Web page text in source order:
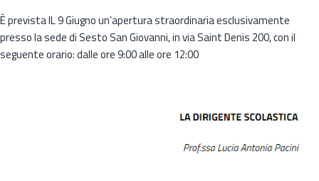
È prevista IL 9 Giugno un’apertura straordinaria esclusivamente
presso la sede di Sesto San Giovanni, in via Saint Denis 200, con il
seguente orario: dalle ore 9:00 alle ore 12:00